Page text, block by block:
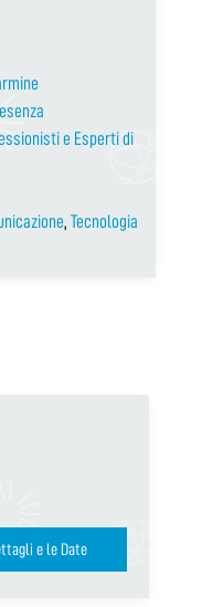
e Esperti di
, Tecnologia
e le Date